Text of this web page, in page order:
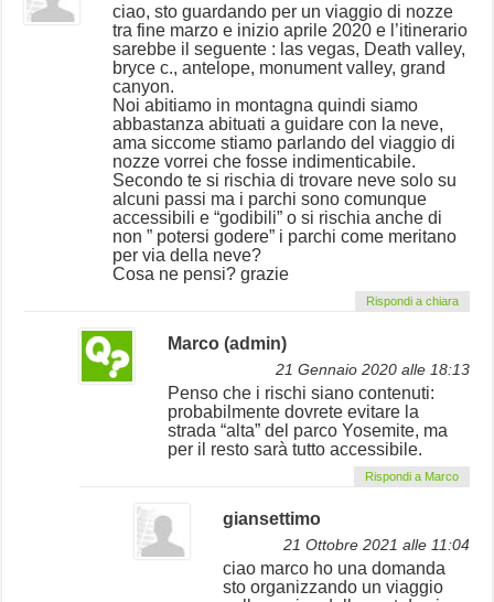
ciao, sto guardando per un viaggio di nozze
tra fine marzo e inizio aprile 2020 e l’itinerario
sarebbe il seguente : las vegas, Death valley,
bryce c., antelope, monument valley, grand
canyon.
Noi abitiamo in montagna quindi siamo
abbastanza abituati a guidare con la neve,
ama siccome stiamo parlando del viaggio di
nozze vorrei che fosse indimenticabile.
Secondo te si rischia di trovare neve solo su
alcuni passi ma i parchi sono comunque
accessibili e “godibili” o si rischia anche di
non ” potersi godere” i parchi come meritano
per via della neve?
Cosa ne pensi? grazie
Rispondi a chiara
Marco (admin)
21 Gennaio 2020 alle 18:13
Penso che i rischi siano contenuti:
probabilmente dovrete evitare la
strada “alta” del parco Yosemite, ma
per il resto sarà tutto accessibile.
Rispondi a Marco
giansettimo
21 Ottobre 2021 alle 11:04
ciao marco ho una domanda
sto organizzando un viaggio